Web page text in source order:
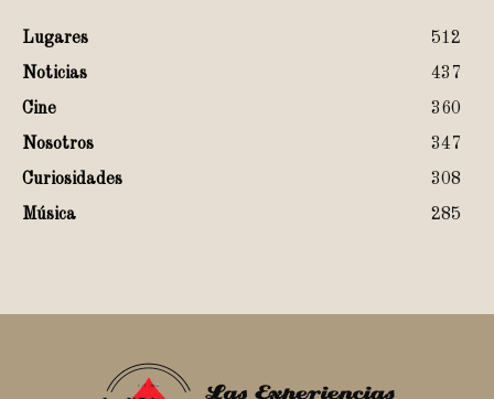
Lugares
512
Noticias
437
Cine
360
Nosotros
347
Curiosidades
308
Música
285